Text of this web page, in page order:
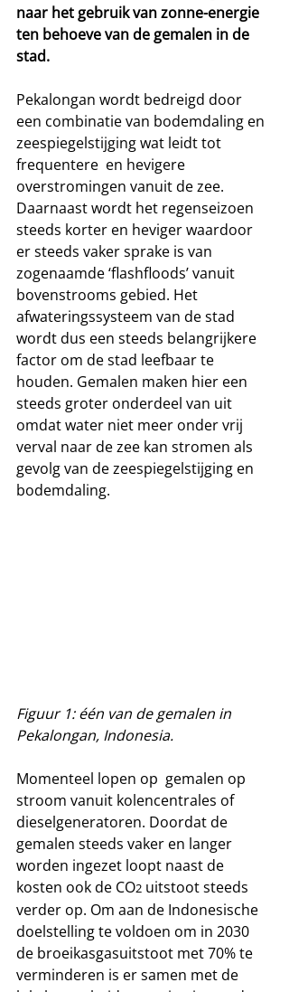
naar het gebruik van zonne-energie
ten behoeve van de gemalen in de
stad.
Pekalongan wordt bedreigd door
een combinatie van bodemdaling en
zeespiegelstijging wat leidt tot
frequentere  en hevigere
overstromingen vanuit de zee.
Daarnaast wordt het regenseizoen
steeds korter en heviger waardoor
er steeds vaker sprake is van
zogenaamde ‘flashfloods’ vanuit
bovenstrooms gebied. Het
afwateringssysteem van de stad
wordt dus een steeds belangrijkere
factor om de stad leefbaar te
houden. Gemalen maken hier een
steeds groter onderdeel van uit
omdat water niet meer onder vrij
verval naar de zee kan stromen als
gevolg van de zeespiegelstijging en
bodemdaling.
Figuur 1: één van de gemalen in
Pekalongan, Indonesia.
Momenteel lopen op  gemalen op
stroom vanuit kolencentrales of
dieselgeneratoren. Doordat de
gemalen steeds vaker en langer
worden ingezet loopt naast de
kosten ook de CO2 uitstoot steeds
verder op. Om aan de Indonesische
doelstelling te voldoen om in 2030
de broeikasgasuitstoot met 70% te
verminderen is er samen met de